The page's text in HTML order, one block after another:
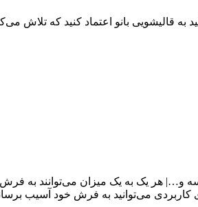
به قالیشویی بانو اعتماد کنید که تلاش
هر یک به یک میزان می‌توانند به
کاربردی می‌توانید به فرش خود آسیب